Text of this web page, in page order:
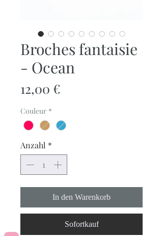
Broches fantaisie
- Ocean
12,00 €
Couleur *
Anzahl *
In den Warenkorb
Sofortkauf